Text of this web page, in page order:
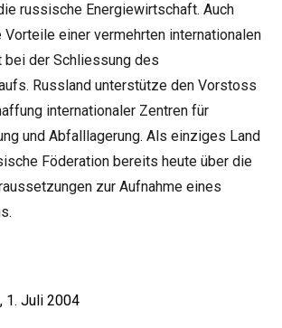
russische Energiewirtschaft. Auch
einer vermehrten internationalen
bei der Schliessung des
Russland unterstütze den Vorstoss
internationaler Zentren für
und Abfalllagerung. Als einziges Land
Föderation bereits heute über die
zur Aufnahme eines
1. Juli 2004